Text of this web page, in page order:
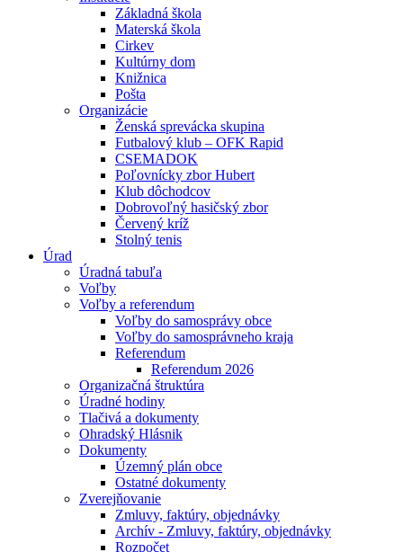
Základná škola
Materská škola
Cirkev
Kultúrny dom
Knižnica
Pošta
Organizácie
Ženská sprevácka skupina
Futbalový klub – OFK Rapid
CSEMADOK
Poľovnícky zbor Hubert
Klub dôchodcov
Dobrovoľný hasičský zbor
Červený kríž
Stolný tenis
Úrad
Úradná tabuľa
Voľby
Voľby a referendum
Voľby do samosprávy obce
Voľby do samosprávneho kraja
Referendum
Referendum 2026
Organizačná štruktúra
Úradné hodiny
Tlačivá a dokumenty
Ohradský Hlásnik
Dokumenty
Územný plán obce
Ostatné dokumenty
Zverejňovanie
Zmluvy, faktúry, objednávky
Archív - Zmluvy, faktúry, objednávky
Rozpočet